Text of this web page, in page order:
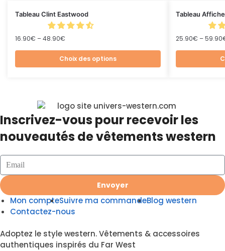
Tableau Clint Eastwood
16.90€ –48.90€
Choix des options
Tableau
25.90€ –59.90
Inscrivez-vous pour recevoir les
nouveautés de vêtements western
Envoyer
Mon compteSuivre ma commandeBlog western
Contactez-nous
Adoptez le style western. Vêtements & accessoires
authentiques inspirés du Far West